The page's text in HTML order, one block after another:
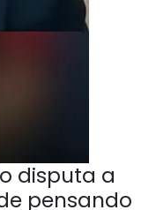
disputa a
pensando